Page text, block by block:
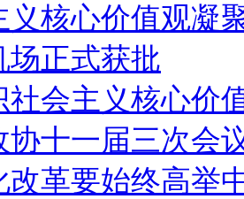
义核心价值观凝
场正式获批
社会主义核心价
协十一届三次会
改革要始终高举